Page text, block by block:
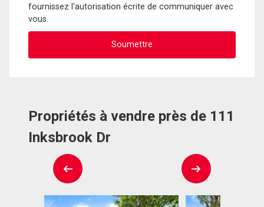
fournissez l'autorisation écrite de communiquer avec
vous.
Propriétés à vendre près de 111
Inksbrook Dr